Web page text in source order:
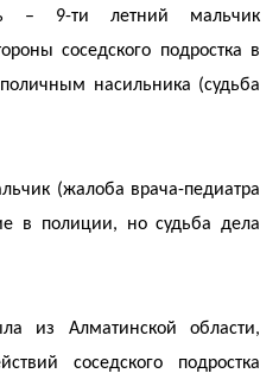
– 9-ти летний мальчик
соседского подростка в
насильника (судьба
(жалоба врача-педиатра
в полиции, но судьба дела
из Алматинской области,
соседского подростка